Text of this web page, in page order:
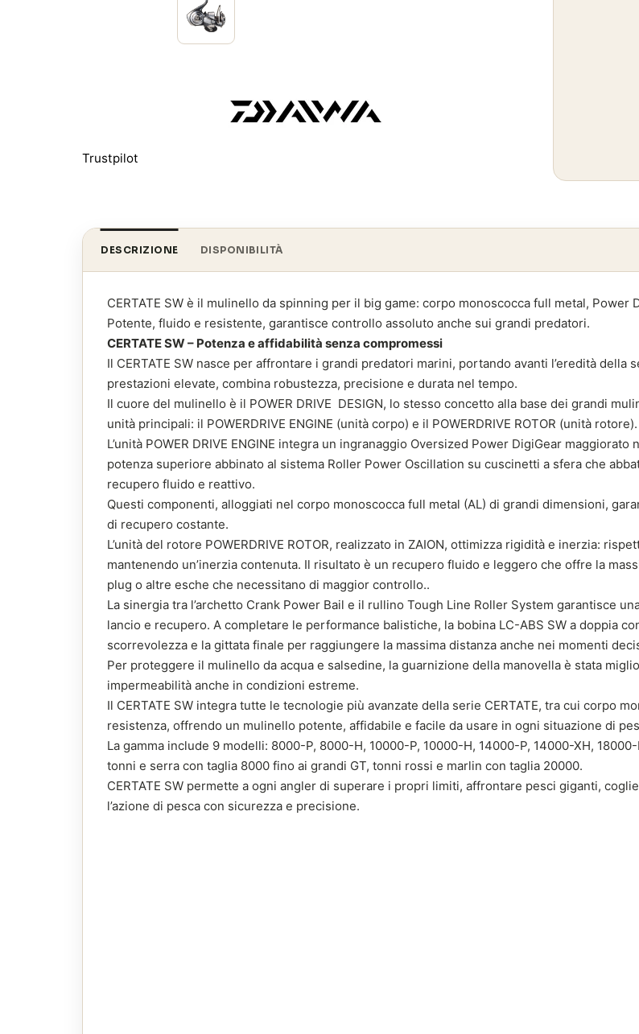
Trustpilot
DESCRIZIONE DISPONIBILITÀ
CERTATE SW è il mulinello da spinning per il big game: corpo monoscocca full metal,
Potente, fluido e resistente, garantisce controllo assoluto anche sui grandi predatori.
CERTATE SW – Potenza e affidabilità senza compromessi
Il CERTATE SW nasce per affrontare i grandi predatori marini, portando avanti l’eredità
prestazioni elevate, combina robustezza, precisione e durata nel tempo.
Il cuore del mulinello è il POWER DRIVE DESIGN, lo stesso concetto alla base dei grandi
unità principali: il POWERDRIVE ENGINE (unità corpo) e il POWERDRIVE ROTOR (unità rotore).
L’unità POWER DRIVE ENGINE integra un ingranaggio Oversized Power DigiGear
potenza superiore abbinato al sistema Roller Power Oscillation su cuscinetti a sfera che
recupero fluido e reattivo.
Questi componenti, alloggiati nel corpo monoscocca full metal (AL) di grandi dimensioni,
di recupero costante.
L’unità del rotore POWERDRIVE ROTOR, realizzato in ZAION, ottimizza rigidità e inerzia:
mantenendo un’inerzia contenuta. Il risultato è un recupero fluido e leggero che offre la
plug o altre esche che necessitano di maggior controllo..
La sinergia tra l’archetto Crank Power Bail e il rullino Tough Line Roller System garantisce
lancio e recupero. A completare le performance balistiche, la bobina LC-ABS SW a doppia
scorrevolezza e la gittata finale per raggiungere la massima distanza anche nei momenti
Per proteggere il mulinello da acqua e salsedine, la guarnizione della manovella è stata
impermeabilità anche in condizioni estreme.
Il CERTATE SW integra tutte le tecnologie più avanzate della serie CERTATE, tra cui corpo
resistenza, offrendo un mulinello potente, affidabile e facile da usare in ogni situazione di
La gamma include 9 modelli: 8000-P, 8000-H, 10000-P, 10000-H, 14000-P, 14000-XH,
tonni e serra con taglia 8000 fino ai grandi GT, tonni rossi e marlin con taglia 20000.
CERTATE SW permette a ogni angler di superare i propri limiti, affrontare pesci giganti,
l’azione di pesca con sicurezza e precisione.